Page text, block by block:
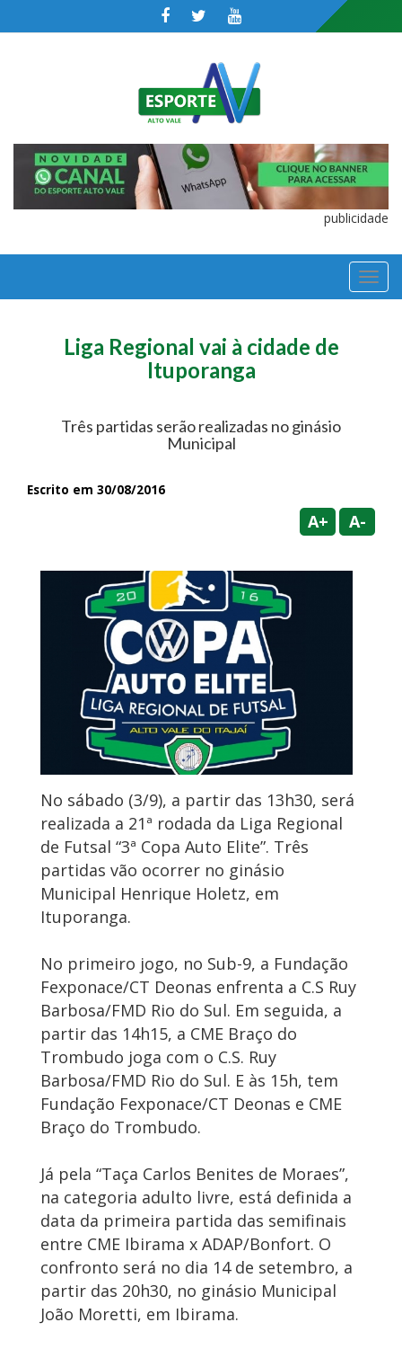
publicidade
Liga Regional vai à cidade de
Ituporanga
Três partidas serão realizadas no ginásio
Municipal
Escrito em 30/08/2016
A+ A-
No sábado (3/9), a partir das 13h30, será
realizada a 21ª rodada da Liga Regional
de Futsal “3ª Copa Auto Elite”. Três
partidas vão ocorrer no ginásio
Municipal Henrique Holetz, em
Ituporanga.
No primeiro jogo, no Sub-9, a Fundação
Fexponace/CT Deonas enfrenta a C.S Ruy
Barbosa/FMD Rio do Sul. Em seguida, a
partir das 14h15, a CME Braço do
Trombudo joga com o C.S. Ruy
Barbosa/FMD Rio do Sul. E às 15h, tem
Fundação Fexponace/CT Deonas e CME
Braço do Trombudo.
Já pela “Taça Carlos Benites de Moraes”,
na categoria adulto livre, está definida a
data da primeira partida das semifinais
entre CME Ibirama x ADAP/Bonfort. O
confronto será no dia 14 de setembro, a
partir das 20h30, no ginásio Municipal
João Moretti, em Ibirama.